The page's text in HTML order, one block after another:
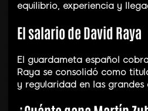
equilibrio, experiencia y
El salario de David Raya
El guardameta español
Raya se consolidó como
y regularidad en las grandes